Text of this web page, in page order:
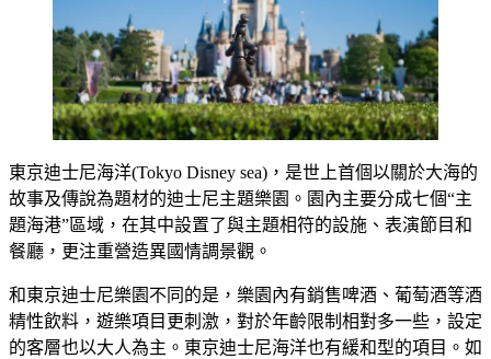
東京迪士尼海洋(Tokyo Disney sea)，是世上首個以關於大海的
故事及傳說為題材的迪士尼主題樂園。園內主要分成七個“主
題海港”區域，在其中設置了與主題相符的設施、表演節目和
餐廳，更注重營造異國情調景觀。
和東京迪士尼樂園不同的是，樂園內有銷售啤酒、葡萄酒等酒
精性飲料，遊樂項目更刺激，對於年齡限制相對多一些，設定
的客層也以大人為主。東京迪士尼海洋也有緩和型的項目。如